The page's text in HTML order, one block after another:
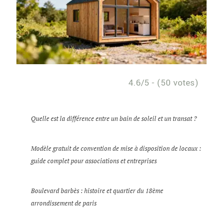
4.6/5 - (50 votes)
Quelle est la différence entre un bain de soleil et un transat ?
Modèle gratuit de convention de mise à disposition de locaux :
guide complet pour associations et entreprises
Boulevard barbès : histoire et quartier du 18ème
arrondissement de paris